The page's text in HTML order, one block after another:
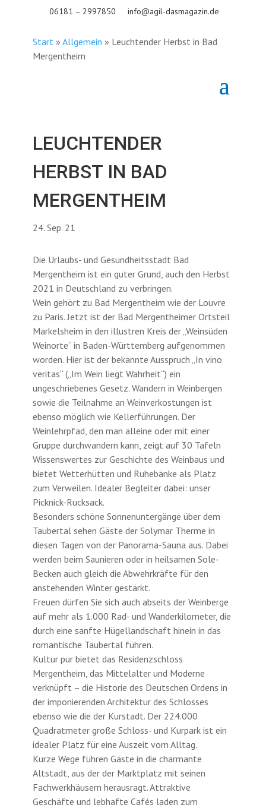
06181 – 2997850 info@agil-dasmagazin.de
Start» Allgemein » Leuchtender Herbst in Bad
Mergentheim
LEUCHTENDER
HERBST IN BAD
MERGENTHEIM
24. Sep. 21
Die Urlaubs- und Gesundheitsstadt Bad
Mergentheim ist ein guter Grund, auch den Herbst
2021 in Deutschland zu verbringen.
Wein gehört zu Bad Mergentheim wie der Louvre
zu Paris. Jetzt ist der Bad Mergentheimer Ortsteil
Markelsheim in den illustren Kreis der „Weinsüden
Weinorte“ in Baden-Württemberg aufgenommen
worden. Hier ist der bekannte Ausspruch „In vino
veritas“ („Im Wein liegt Wahrheit“) ein
ungeschriebenes Gesetz. Wandern in Weinbergen
sowie die Teilnahme an Weinverkostungen ist
ebenso möglich wie Kellerführungen. Der
Weinlehrpfad, den man alleine oder mit einer
Gruppe durchwandern kann, zeigt auf 30 Tafeln
Wissenswertes zur Geschichte des Weinbaus und
bietet Wetterhütten und Ruhebänke als Platz
zum Verweilen. Idealer Begleiter dabei: unser
Picknick-Rucksack.
Besonders schöne Sonnenuntergänge über dem
Taubertal sehen Gäste der Solymar Therme in
diesen Tagen von der Panorama-Sauna aus. Dabei
werden beim Saunieren oder in heilsamen Sole-
Becken auch gleich die Abwehrkräfte für den
anstehenden Winter gestärkt.
Freuen dürfen Sie sich auch abseits der Weinberge
auf mehr als 1.000 Rad- und Wanderkilometer, die
durch eine sanfte Hügellandschaft hinein in das
romantische Taubertal führen.
Kultur pur bietet das Residenzschloss
Mergentheim, das Mittelalter und Moderne
verknüpft – die Historie des Deutschen Ordens in
der imponierenden Architektur des Schlosses
ebenso wie die der Kurstadt. Der 224.000
Quadratmeter große Schloss- und Kurpark ist ein
idealer Platz für eine Auszeit vom Alltag.
Kurze Wege führen Gäste in die charmante
Altstadt, aus der der Marktplatz mit seinen
Fachwerkhäusern herausragt. Attraktive
Geschäfte und lebhafte Cafés laden zum